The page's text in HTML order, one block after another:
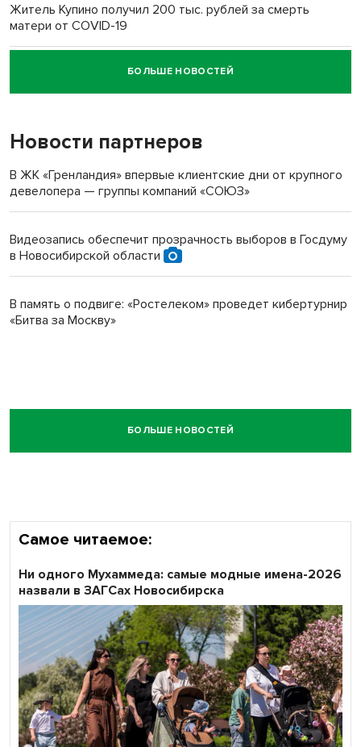
Житель Купино получил 200 тыс. рублей за смерть
матери от COVID-19
Новосибирский суд наказал водителя за смерть
пенсионерки на вокзале
БОЛЬШЕ НОВОСТЕЙ
Новости партнеров
В ЖК «Гренландия» впервые клиентские дни от крупного
девелопера — группы компаний «СОЮЗ»
Видеозапись обеспечит прозрачность выборов в Госдуму
в Новосибирской области
В память о подвиге: «Ростелеком» проведет кибертурнир
«Битва за Москву»
БОЛЬШЕ НОВОСТЕЙ
Самое читаемое:
Ни одного Мухаммеда: самые модные имена-2026
назвали в ЗАГСах Новосибирска